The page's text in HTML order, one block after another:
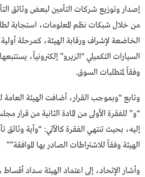
إصدار وتوزيع شركات التأمين لبعض وثائق
من خلال شبكات نظم المعلومات، استجابة
الخاضعة لإشراف ورقابة الهيئة، كمرحلة أولية
السيارات التكميلي “الزيرو” إلكترونياً،
وفقاً لمتطلبات السوق.
وتابع “وبموجب القرار، أضافت الهيئة العامة
“و” للفقرة الأولى من المادة الثانية من قرار
إليه، بحيث تنتهي الفقرة كالآتي: “وأية وثائق
الهيئة وفقاً للاشتراطات الصادر بها الموافقة””
وأشار الإتحاد، إلى اعتماد الهيئة سداد